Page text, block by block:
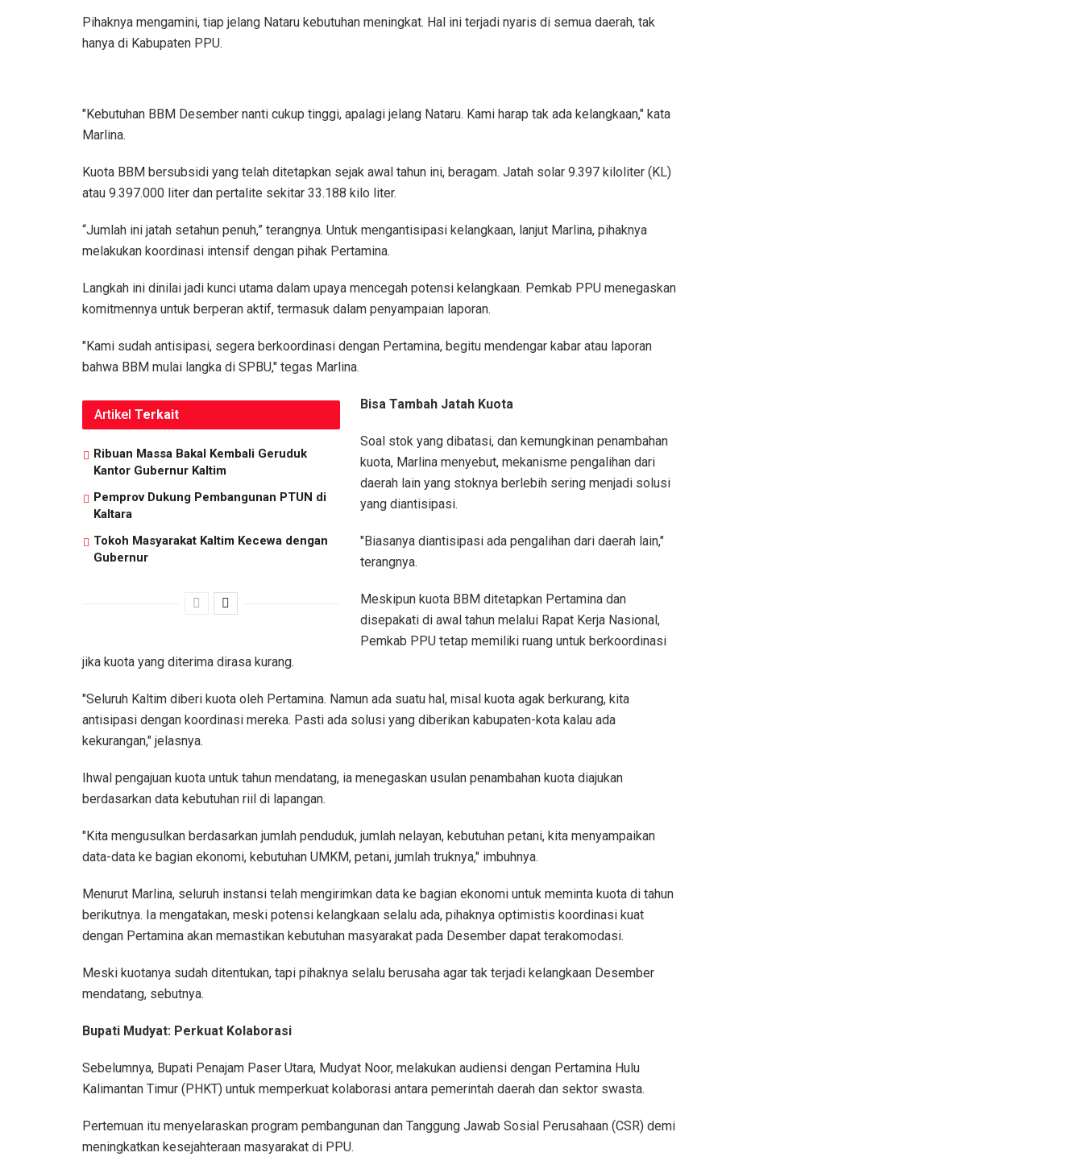
Pihaknya mengamini, tiap jelang Nataru kebutuhan meningkat. Hal ini terjadi nyaris di semua daerah, tak
hanya di Kabupaten PPU.
"Kebutuhan BBM Desember nanti cukup tinggi, apalagi jelang Nataru. Kami harap tak ada kelangkaan," kata
Marlina.
Kuota BBM bersubsidi yang telah ditetapkan sejak awal tahun ini, beragam. Jatah solar 9.397 kiloliter (KL)
atau 9.397.000 liter dan pertalite sekitar 33.188 kilo liter.
“Jumlah ini jatah setahun penuh,” terangnya. Untuk mengantisipasi kelangkaan, lanjut Marlina, pihaknya
melakukan koordinasi intensif dengan pihak Pertamina.
Langkah ini dinilai jadi kunci utama dalam upaya mencegah potensi kelangkaan. Pemkab PPU menegaskan
komitmennya untuk berperan aktif, termasuk dalam penyampaian laporan.
"Kami sudah antisipasi, segera berkoordinasi dengan Pertamina, begitu mendengar kabar atau laporan
bahwa BBM mulai langka di SPBU," tegas Marlina.
Artikel Terkait
Ribuan Massa Bakal Kembali Geruduk
Kantor Gubernur Kaltim
Pemprov Dukung Pembangunan PTUN di
Kaltara
Tokoh Masyarakat Kaltim Kecewa dengan
Gubernur
Bisa Tambah Jatah Kuota
Soal stok yang dibatasi, dan kemungkinan penambahan
kuota, Marlina menyebut, mekanisme pengalihan dari
daerah lain yang stoknya berlebih sering menjadi solusi
yang diantisipasi.
"Biasanya diantisipasi ada pengalihan dari daerah lain,"
terangnya.
Meskipun kuota BBM ditetapkan Pertamina dan
disepakati di awal tahun melalui Rapat Kerja Nasional,
Pemkab PPU tetap memiliki ruang untuk berkoordinasi
jika kuota yang diterima dirasa kurang.
"Seluruh Kaltim diberi kuota oleh Pertamina. Namun ada suatu hal, misal kuota agak berkurang, kita
antisipasi dengan koordinasi mereka. Pasti ada solusi yang diberikan kabupaten-kota kalau ada
kekurangan," jelasnya.
Ihwal pengajuan kuota untuk tahun mendatang, ia menegaskan usulan penambahan kuota diajukan
berdasarkan data kebutuhan riil di lapangan.
"Kita mengusulkan berdasarkan jumlah penduduk, jumlah nelayan, kebutuhan petani, kita menyampaikan
data-data ke bagian ekonomi, kebutuhan UMKM, petani, jumlah truknya," imbuhnya.
Menurut Marlina, seluruh instansi telah mengirimkan data ke bagian ekonomi untuk meminta kuota di tahun
berikutnya. Ia mengatakan, meski potensi kelangkaan selalu ada, pihaknya optimistis koordinasi kuat
dengan Pertamina akan memastikan kebutuhan masyarakat pada Desember dapat terakomodasi.
Meski kuotanya sudah ditentukan, tapi pihaknya selalu berusaha agar tak terjadi kelangkaan Desember
mendatang, sebutnya.
Bupati Mudyat: Perkuat Kolaborasi
Sebelumnya, Bupati Penajam Paser Utara, Mudyat Noor, melakukan audiensi dengan Pertamina Hulu
Kalimantan Timur (PHKT) untuk memperkuat kolaborasi antara pemerintah daerah dan sektor swasta.
Pertemuan itu menyelaraskan program pembangunan dan Tanggung Jawab Sosial Perusahaan (CSR) demi
meningkatkan kesejahteraan masyarakat di PPU.